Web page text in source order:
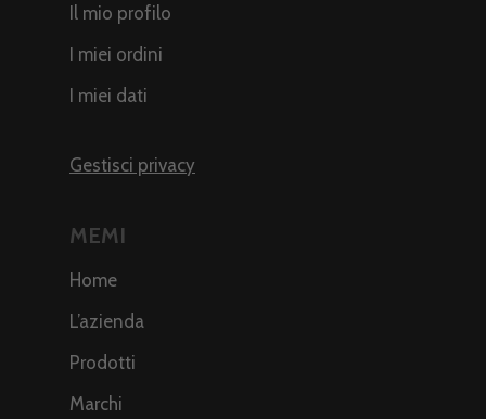
Il mio profilo
I miei ordini
I miei dati
Gestisci privacy
MEMI
Home
L’azienda
Prodotti
Marchi